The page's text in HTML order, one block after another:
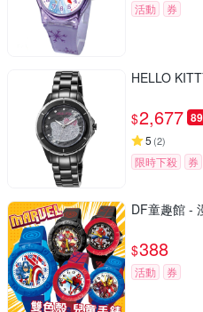
活動 券
HELLO
$2,677
5 (2)
限時下殺 券
DF童趣館 -
$388
活動 券